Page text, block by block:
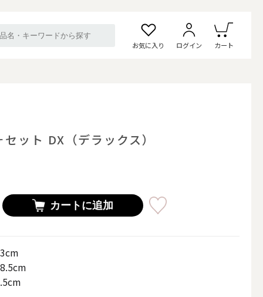
お気に入り ログイン カート
ット DX（デラックス）
カートに追加